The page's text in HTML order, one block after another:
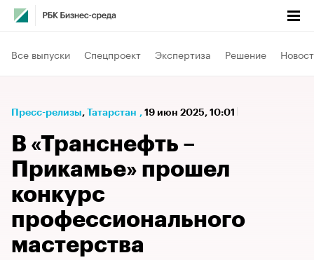
Все выпуски Спецпроект Экспертиза Решение
Пресс-релизы⁠, Татарстан , 19 июн 2025, 10:01
В «Транснефть –
Прикамье» прошел
конкурс
профессионального
мастерства